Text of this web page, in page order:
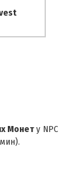
Монету NPC